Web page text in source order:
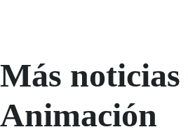
Más noticias
Animación